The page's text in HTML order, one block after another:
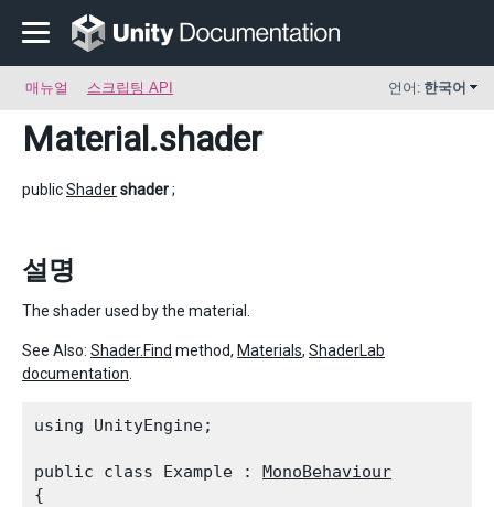
매뉴얼 스크립팅 API 언어: 한국어
Material.shader
publicShadershader;
설명
The shader used by the material.
See Also: Shader.Find method, Materials, ShaderLab
documentation
using UnityEngine;
public class Example : MonoBehaviour
{